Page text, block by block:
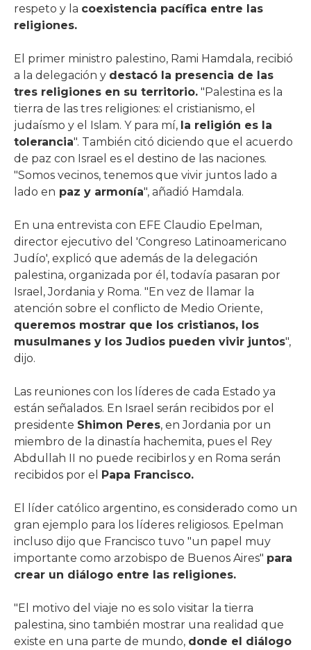
respeto y la coexistencia pacífica entre las
religiones.
El primer ministro palestino, Rami Hamdala, recibió
a la delegación y destacó la presencia de las
tres religiones en su territorio. "Palestina es la
tierra de las tres religiones: el cristianismo, el
judaísmo y el Islam. Y para mí, la religión es la
tolerancia". También citó diciendo que el acuerdo
de paz con Israel es el destino de las naciones.
"Somos vecinos, tenemos que vivir juntos lado a
lado en paz y armonía", añadió Hamdala.
En una entrevista con EFE Claudio Epelman,
director ejecutivo del 'Congreso Latinoamericano
Judío', explicó que además de la delegación
palestina, organizada por él, todavía pasaran por
Israel, Jordania y Roma. "En vez de llamar la
atención sobre el conflicto de Medio Oriente,
queremos mostrar que los cristianos, los
musulmanes y los Judios pueden vivir juntos",
dijo.
Las reuniones con los líderes de cada Estado ya
están señalados. En Israel serán recibidos por el
presidente Shimon Peres, en Jordania por un
miembro de la dinastía hachemita, pues el Rey
Abdullah II no puede recibirlos y en Roma serán
recibidos por el Papa Francisco.
El líder católico argentino, es considerado como un
gran ejemplo para los líderes religiosos. Epelman
incluso dijo que Francisco tuvo "un papel muy
importante como arzobispo de Buenos Aires" para
crear un diálogo entre las religiones.
"El motivo del viaje no es solo visitar la tierra
palestina, sino también mostrar una realidad que
existe en una parte de mundo, donde el diálogo